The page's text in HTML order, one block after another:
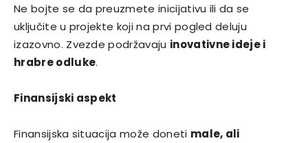
Ne bojte se da preuzmete inicijativu ili da se
uključite u projekte koji na prvi pogled deluju
izazovno. Zvezde podržavaju inovativne ideje i
hrabre odluke.
Finansijski aspekt
Finansijska situacija može doneti male, ali